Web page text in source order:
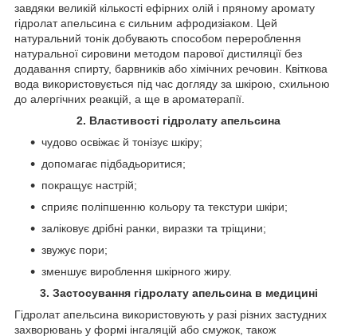
завдяки великій кількості ефірних олій і пряному аромату
гідролат апельсина є сильним афродизіаком. Цей
натуральний тонік добувають способом перероблення
натуральної сировини методом парової дистиляції без
додавання спирту, барвників або хімічних речовин. Квіткова
вода використовується під час догляду за шкірою, схильною
до алергічних реакцій, а ще в ароматерапії.
2. Властивості гідролату апельсина
чудово освіжає й тонізує шкіру;
допомагає підбадьоритися;
покращує настрій;
сприяє поліпшенню кольору та текстури шкіри;
заліковує дрібні ранки, виразки та тріщини;
звужує пори;
зменшує вироблення шкірного жиру.
3. Застосування гідролату апельсина в медицині
Гідролат апельсина використовують у разі різних застудних
захворювань у формі інгаляцій або смужок, також